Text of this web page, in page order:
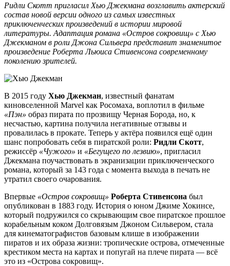
Ридли Скотт пригласил Хью Джекмана возглавить актерский
состав новой версии одного из самых известных
приключенческих произведений в истории мировой
литературы. Адаптация романа «Остров сокровищ» с Хью
Джекманом в роли Джона Сильвера представит знаменитое
произведение Роберта Льюиса Стивенсона современному
поколению зрителей.
В 2015 году Хью Джекман, известный фанатам
киновселенной Marvel как Росомаха, воплотил в фильме
«Пэн» образ пирата по прозвищу Черная Борода, но, к
несчастью, картина получила негативные отзывы и
провалилась в прокате. Теперь у актёра появился ещё один
шанс попробовать себя в пиратской роли: Ридли Скотт,
режиссёр «Чужого» и «Бегущего по лезвию», пригласил
Джекмана поучаствовать в экранизации приключенческого
романа, который за 143 года с момента выхода в печать не
утратил своего очарования.
Впервые «Остров сокровищ» Роберта Стивенсона был
опубликован в 1883 году. История о юном Джиме Хокинсе,
который подружился со скрывающим свое пиратское прошлое
корабельным коком Долговязым Джоном Сильвером, стала
для кинематографистов базовым клише в изображении
пиратов и их образа жизни: тропические острова, отмеченные
крестиком места на картах и попугай на плече пирата — всё
это из «Острова сокровищ».